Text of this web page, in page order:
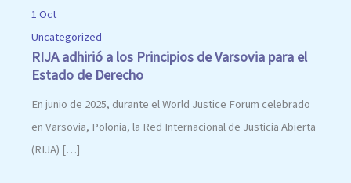
1 Oct
Uncategorized
RIJA adhirió a los Principios de Varsovia para el
Estado de Derecho
En junio de 2025, durante el World Justice Forum celebrado
en Varsovia, Polonia, la Red Internacional de Justicia Abierta
(RIJA) […]